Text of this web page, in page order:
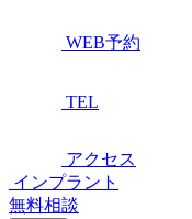
WEB予約
TEL
アクセス
インプラント
無料相談